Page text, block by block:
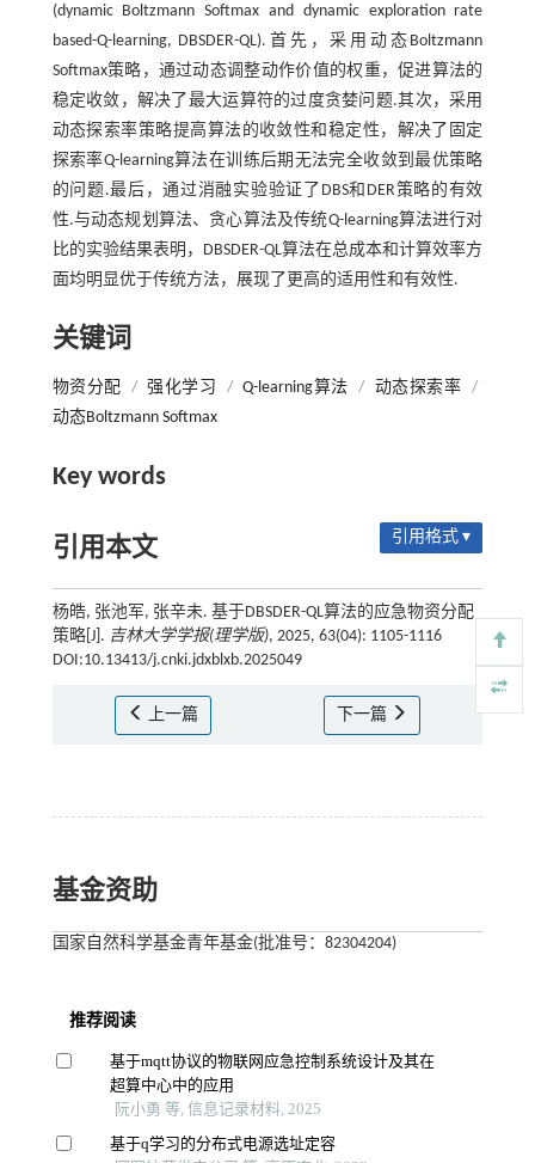
(dynamic Boltzmann Softmax and dynamic exploration rate
based-Q-learning, DBSDER-QL).首先，采用动态Boltzmann
Softmax策略，通过动态调整动作价值的权重，促进算法的
稳定收敛，解决了最大运算符的过度贪婪问题.其次，采用
动态探索率策略提高算法的收敛性和稳定性，解决了固定
探索率Q-learning算法在训练后期无法完全收敛到最优策略
的问题.最后，通过消融实验验证了DBS和DER策略的有效
性.与动态规划算法、贪心算法及传统Q-learning算法进行对
比的实验结果表明，DBSDER-QL算法在总成本和计算效率方
面均明显优于传统方法，展现了更高的适用性和有效性.
关键词
物资分配 / 强化学习 / Q-learning算法 / 动态探索率 /
动态Boltzmann Softmax
Key words
引用本文 引用格式 ▾
杨皓, 张池军, 张辛未. 基于DBSDER-QL算法的应急物资分配
策略[J]. 吉林大学学报(理学版), 2025, 63(04): 1105-1116
DOI:10.13413/j.cnki.jdxblxb.2025049
上一篇 下一篇
基金资助
国家自然科学基金青年基金(批准号：82304204)